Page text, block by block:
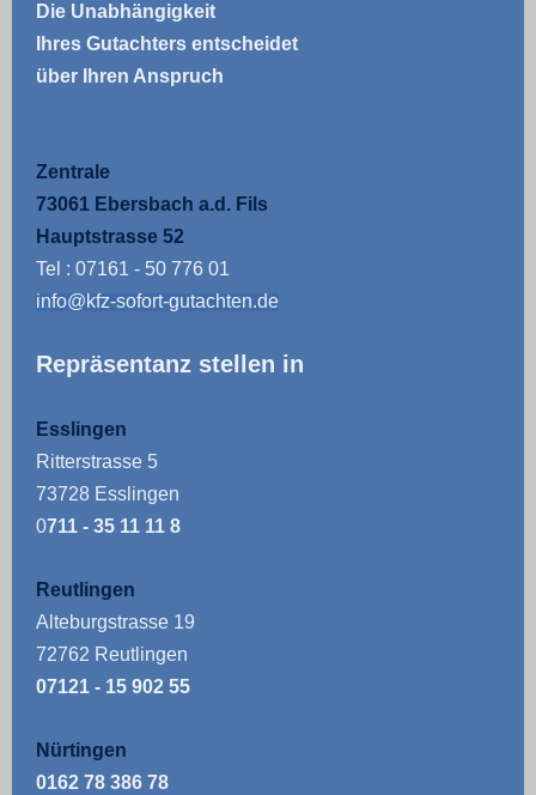
Die Unabhängigkeit
Ihres Gutachters entscheidet
über Ihren Anspruch
Zentrale
73061 Ebersbach a.d. Fils
Hauptstrasse 52
Tel : 07161 - 50 776 01
info@kfz-sofort-gutachten.de
Repräsentanz stellen in
Esslingen
Ritterstrasse 5
73728 Esslingen
0711 - 35 11 11 8
Reutlingen
Alteburgstrasse 19
72762 Reutlingen
07121 - 15 902 55
Nürtingen
0162 78 386 78